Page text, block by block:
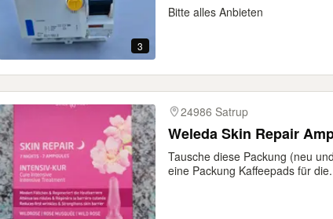
3
Bitte alles Anbieten
24986 Satrup
Weleda
Tausche diese Packung (neu
eine Packung Kaffeepads für